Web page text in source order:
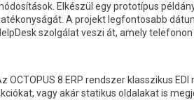
Elkészül egy prototípus
A projekt legfontosabb
szolgálat veszi át, amely
OCTOPUS 8 ERP rendszer klasszikus
vagy akár statikus oldalakat is